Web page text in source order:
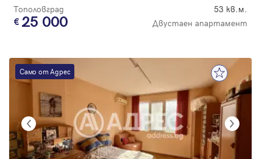
Тополовград 53 кв.м.
25 000 Двустаен апартамент
Само от Адрес